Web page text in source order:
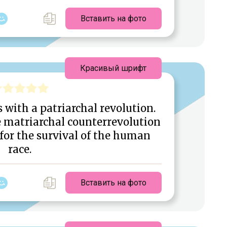
Вставить на фото
with a patriarchal revolution.
counterrevolution
the survival of the human
race.
Вставить на фото
Красивый шрифт